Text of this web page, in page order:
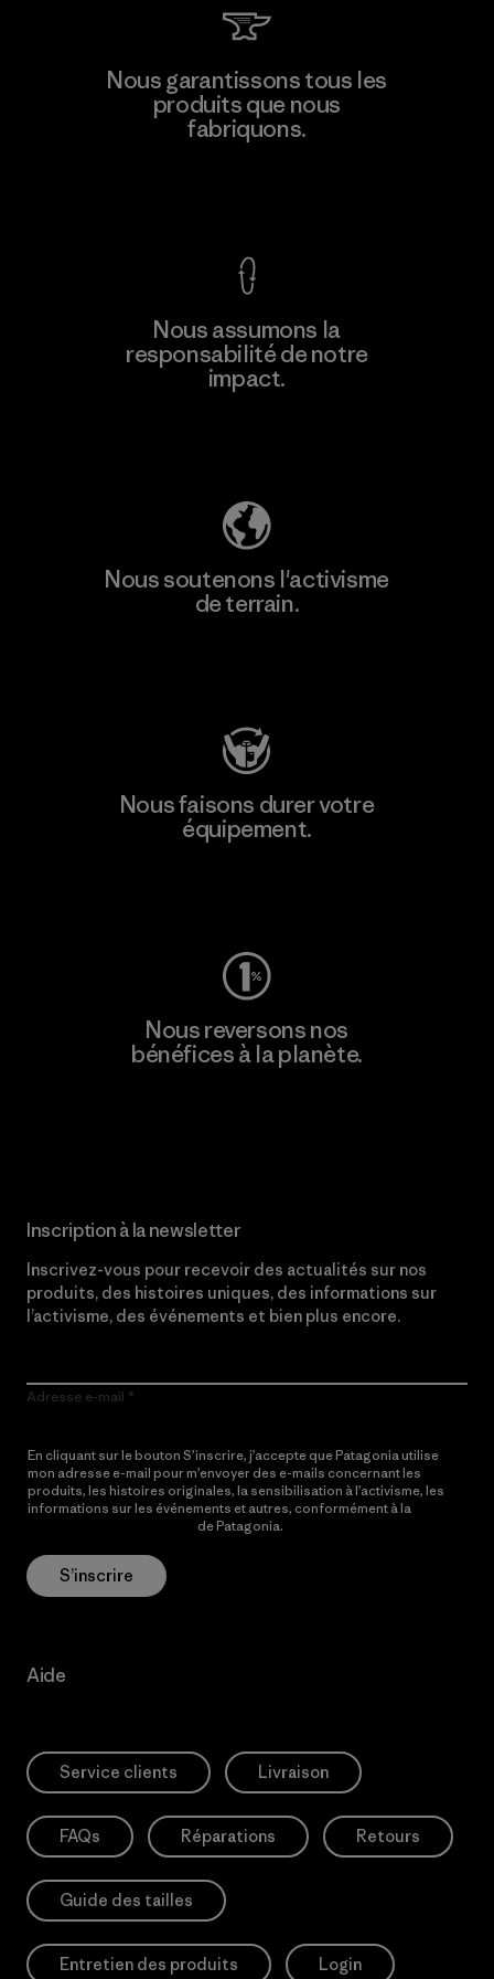
Viet Tien Garment JSC
Nous garantissons tous les
produits que nous
fabriquons.
Nous assumons la
responsabilité de notre
impact.
Nous soutenons l'activisme
de terrain.
Nous faisons durer votre
équipement.
Nous reversons nos
bénéfices à la planète.
Inscription à la newsletter
Inscrivez-vous pour recevoir des actualités sur nos
produits, des histoires uniques, des informations sur
l’activisme, des événements et bien plus encore.
Adresse e-mail
En cliquant sur le bouton S’inscrire, j’accepte que Patagonia utilise
mon adresse e-mail pour m’envoyer des e-mails concernant les
produits, les histoires originales, la sensibilisation à l’activisme, les
informations sur les événements et autres, conformément à la
de Patagonia.
S’inscrire
Aide
Service clients Livraison
FAQs Réparations Retours
Guide des tailles
Entretien des produits Login